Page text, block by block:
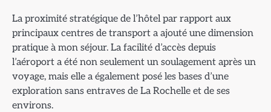
La proximité stratégique de l’hôtel par rapport aux
principaux centres de transport a ajouté une dimension
pratique à mon séjour. La facilité d’accès depuis
l’aéroport a été non seulement un soulagement après un
voyage, mais elle a également posé les bases d’une
exploration sans entraves de La Rochelle et de ses
environs.